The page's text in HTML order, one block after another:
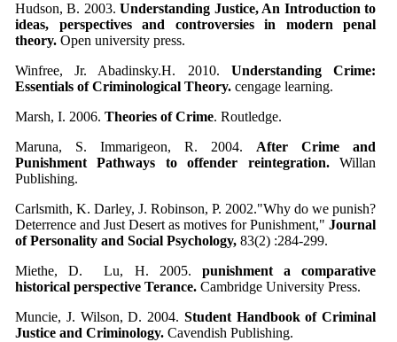
Hudson, B. 2003. Understanding Justice, An Introduction to
ideas, perspectives and controversies in modern penal
theory. Open university press.
Winfree, Jr. Abadinsky.H. 2010. Understanding Crime:
Essentials of Criminological Theory. cengage learning.
Marsh, I. 2006. Theories of Crime. Routledge.
Maruna, S. Immarigeon, R. 2004. After Crime and
Punishment Pathways to offender reintegration. Willan
Publishing.
Carlsmith, K. Darley, J. Robinson, P. 2002."Why do we punish?
Deterrence and Just Desert as motives for Punishment," Journal
of Personality and Social Psychology, 83(2) :284-299.
Miethe, D. Lu, H. 2005. punishment a comparative
historical perspective Terance. Cambridge University Press.
Muncie, J. Wilson, D. 2004. Student Handbook of Criminal
Justice and Criminology. Cavendish Publishing.